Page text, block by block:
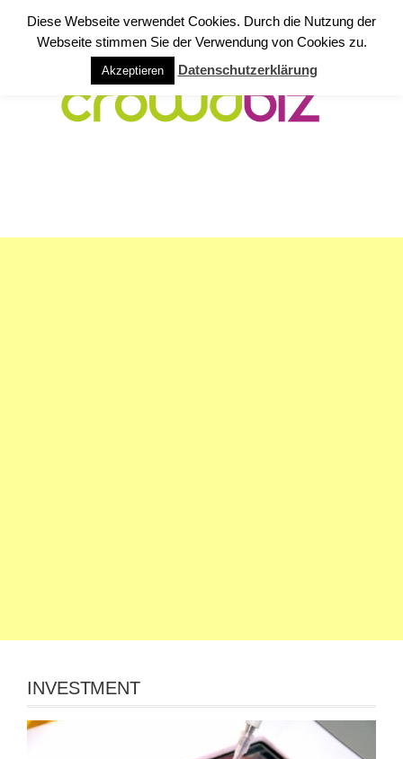
INVESTMENT
Diese Webseite verwendet Cookies. Durch die Nutzung der
Webseite stimmen Sie der Verwendung von Cookies zu.
Akzeptieren Datenschutzerklärung